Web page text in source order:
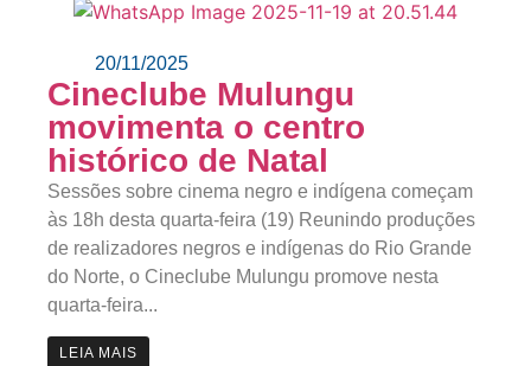
20/11/2025
Cineclube Mulungu
movimenta o centro
histórico de Natal
Sessões sobre cinema negro e indígena começam
às 18h desta quarta-feira (19) Reunindo produções
de realizadores negros e indígenas do Rio Grande
do Norte, o Cineclube Mulungu promove nesta
quarta-feira...
LEIA MAIS